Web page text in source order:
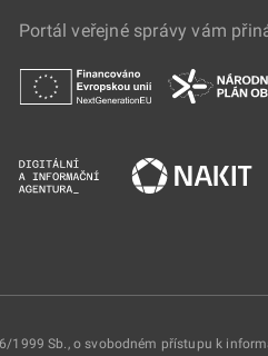
Portál veřejné správy vám
Sb., o svobodném přístupu k